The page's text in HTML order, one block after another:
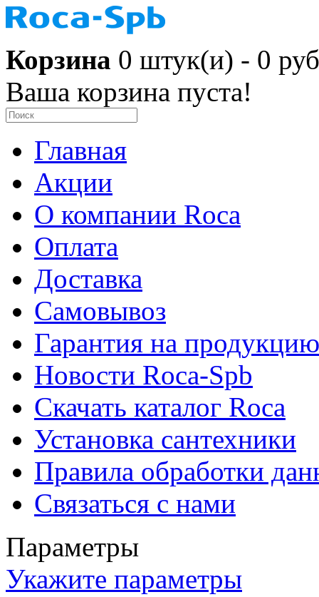
Корзина 0 штук(и) - 0
Ваша корзина пуста!
Главная
Акции
О компании Roca
Оплата
Доставка
Самовывоз
Гарантия на продукцию
Новости Roca-Spb
Скачать каталог Roca
Установка сантехники
Правила обработки
Связаться с нами
Параметры
Укажите параметры